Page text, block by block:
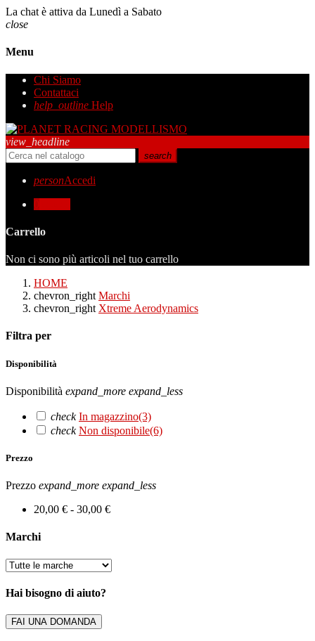
La chat è attiva da Lunedì a Sabato
close
Menu
Chi Siamo
Contattaci
help_outline Help
view_headline
search
personAccedi
0
Carrello
Non ci sono più articoli nel tuo carrello
HOME
chevron_right Marchi
chevron_right Xtreme Aerodynamics
Filtra per
Disponibilità
Disponibilità expand_more expand_less
check In magazzino(3)
check Non disponibile(6)
Prezzo
Prezzo expand_more expand_less
20,00 € - 30,00 €
Marchi
Hai bisogno di aiuto?
FAI UNA DOMANDA